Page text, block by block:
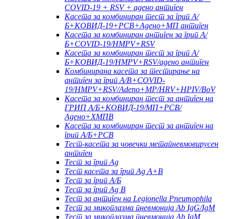
COVID-19 + RSV + адено антиген
Касета за комбиниран тест за грип А/
Б+КОВИД-19+РСВ+Адено+МП антиген
Касета за комбиниран антиген за грип А/
Б+COVID-19/HMPV+RSV
Касета за комбиниран тест за грип А/
Б+КОВИД-19/HMPV+RSV/адено антиген
Комбинирана касета за тестирање на
антиген за грип A/B+COVID-
19/HMPV+RSV/Adeno+MP/HRV+HPIV/BoV
Касета за комбиниран тест за антиген на
ГРИП А/Б+КОВИД-19/МП+РСВ/
Адено+ХМПВ
Касета за комбиниран тест за антиген на
грип А/Б+РСВ
Тест-касета за човечки метапневмовирусен
антиген
Тест за грип Ag
Тест касета за грип Ag A+B
Тест за грип А/Б
Тест за грип Ag B
Тест за антиген на Legionella Pneumophila
Тест за микоплазма пневмонија Ab IgG/IgM
Тест за микоплазма пневмонија Ab IgM